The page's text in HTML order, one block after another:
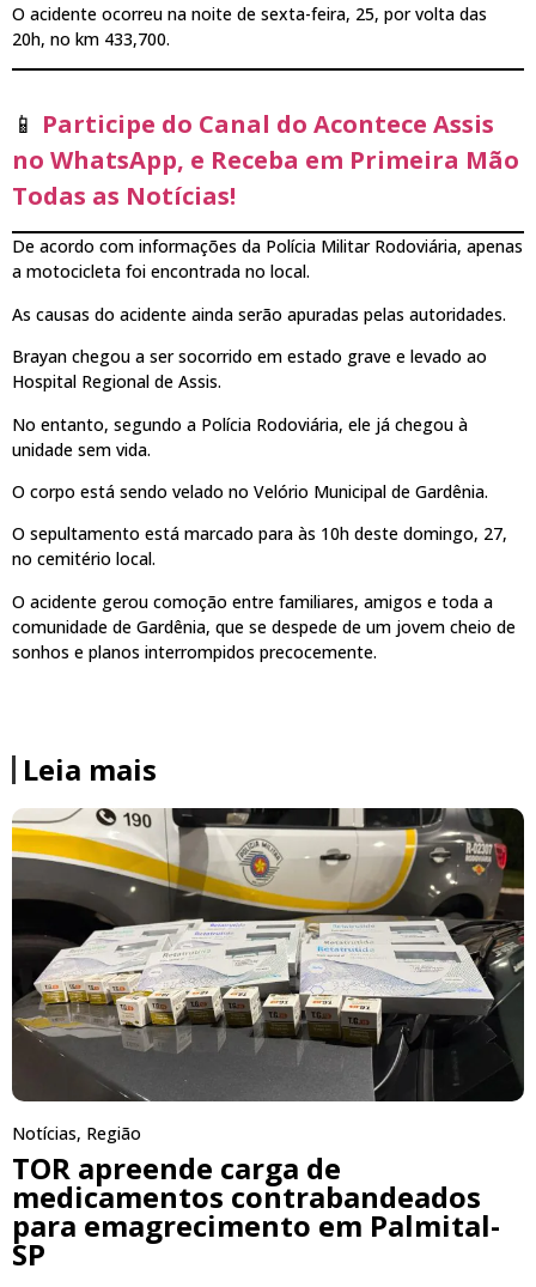
O acidente ocorreu na noite de sexta-feira, 25, por volta das
20h, no km 433,700.
📱 Participe do Canal do Acontece Assis
no WhatsApp, e Receba em Primeira Mão
Todas as Notícias!
De acordo com informações da Polícia Militar Rodoviária, apenas
a motocicleta foi encontrada no local.
As causas do acidente ainda serão apuradas pelas autoridades.
Brayan chegou a ser socorrido em estado grave e levado ao
Hospital Regional de Assis.
No entanto, segundo a Polícia Rodoviária, ele já chegou à
unidade sem vida.
O corpo está sendo velado no Velório Municipal de Gardênia.
O sepultamento está marcado para às 10h deste domingo, 27,
no cemitério local.
O acidente gerou comoção entre familiares, amigos e toda a
comunidade de Gardênia, que se despede de um jovem cheio de
sonhos e planos interrompidos precocemente.
Leia mais
Notícias, Região
TOR apreende carga de
medicamentos contrabandeados
para emagrecimento em Palmital-
SP